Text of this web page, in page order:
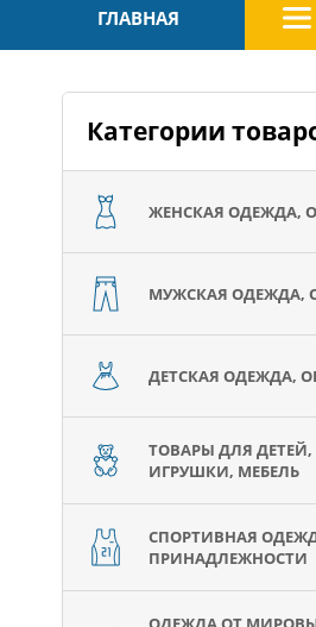
ГЛАВНАЯ
Категории
ЖЕНСКАЯ ОДЕЖДА,
МУЖСКАЯ ОДЕЖДА,
ДЕТСКАЯ ОДЕЖДА,
ТОВАРЫ ДЛЯ
ИГРУШКИ, МЕБЕЛЬ
СПОРТИВНАЯ
ПРИНАДЛЕЖНОСТИ